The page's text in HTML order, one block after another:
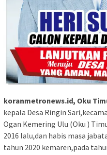
koranmetronews.id, Oku
kepala Desa Ringin
Ogan Kemering Ulu (Oku )
2016 lalu,dan habis masa
tahun 2020 kemaren,pada